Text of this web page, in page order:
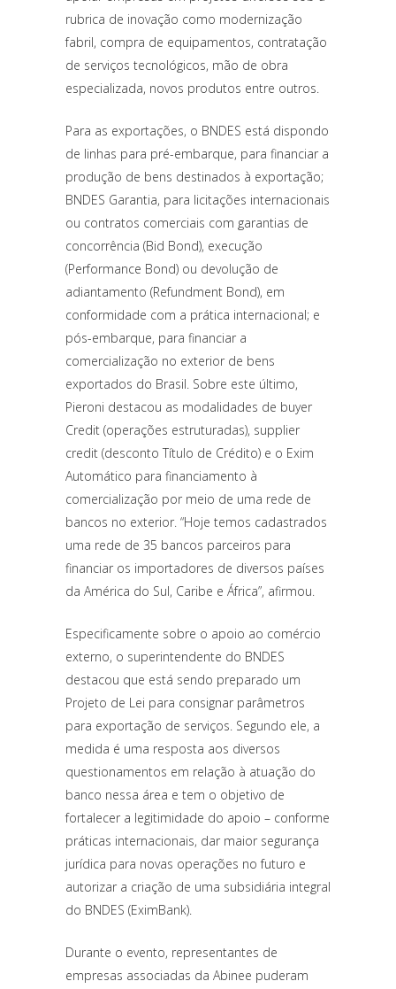
rubrica de inovação como modernização
fabril, compra de equipamentos, contratação
de serviços tecnológicos, mão de obra
especializada, novos produtos entre outros.
Para as exportações, o BNDES está dispondo
de linhas para pré-embarque, para financiar a
produção de bens destinados à exportação;
BNDES Garantia, para licitações internacionais
ou contratos comerciais com garantias de
concorrência (Bid Bond), execução
(Performance Bond) ou devolução de
adiantamento (Refundment Bond), em
conformidade com a prática internacional; e
pós-embarque, para financiar a
comercialização no exterior de bens
exportados do Brasil. Sobre este último,
Pieroni destacou as modalidades de buyer
Credit (operações estruturadas), supplier
credit (desconto Título de Crédito) e o Exim
Automático para financiamento à
comercialização por meio de uma rede de
bancos no exterior. “Hoje temos cadastrados
uma rede de 35 bancos parceiros para
financiar os importadores de diversos países
da América do Sul, Caribe e África”, afirmou.
Especificamente sobre o apoio ao comércio
externo, o superintendente do BNDES
destacou que está sendo preparado um
Projeto de Lei para consignar parâmetros
para exportação de serviços. Segundo ele, a
medida é uma resposta aos diversos
questionamentos em relação à atuação do
banco nessa área e tem o objetivo de
fortalecer a legitimidade do apoio – conforme
práticas internacionais, dar maior segurança
jurídica para novas operações no futuro e
autorizar a criação de uma subsidiária integral
do BNDES (EximBank).
Durante o evento, representantes de
empresas associadas da Abinee puderam